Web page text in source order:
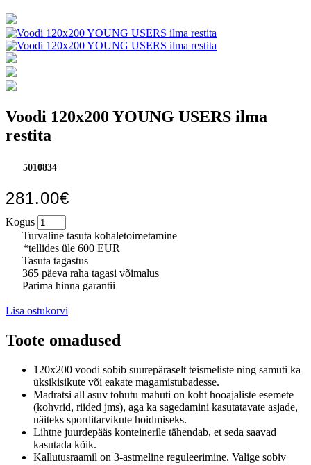
Voodi 120x200 YOUNG USERS ilma
restita
5010834
281.00€
Kogus
Turvaline tasuta kohaletoimetamine
*tellides üle 600 EUR
Tasuta tagastus
365 päeva raha tagasi võimalus
Parima hinna garantii
Lisa ostukorvi
Toote omadused
120x200 voodi sobib suurepäraselt teismeliste ning samuti ka
üksikisikute või eakate magamistubadesse.
Madratsi all asuv tohutu mahuti on koht hooajaliste esemete
(kohvrid, riided jms), aga ka sagedamini kasutatavate asjade,
näiteks sporditarvikute hoidmiseks.
Lihtne juurdepääs konteinerile tähendab, et seda saavad
kasutada kõik.
Kallutusraamil on 3-astmeline reguleerimine. Valige sobiv